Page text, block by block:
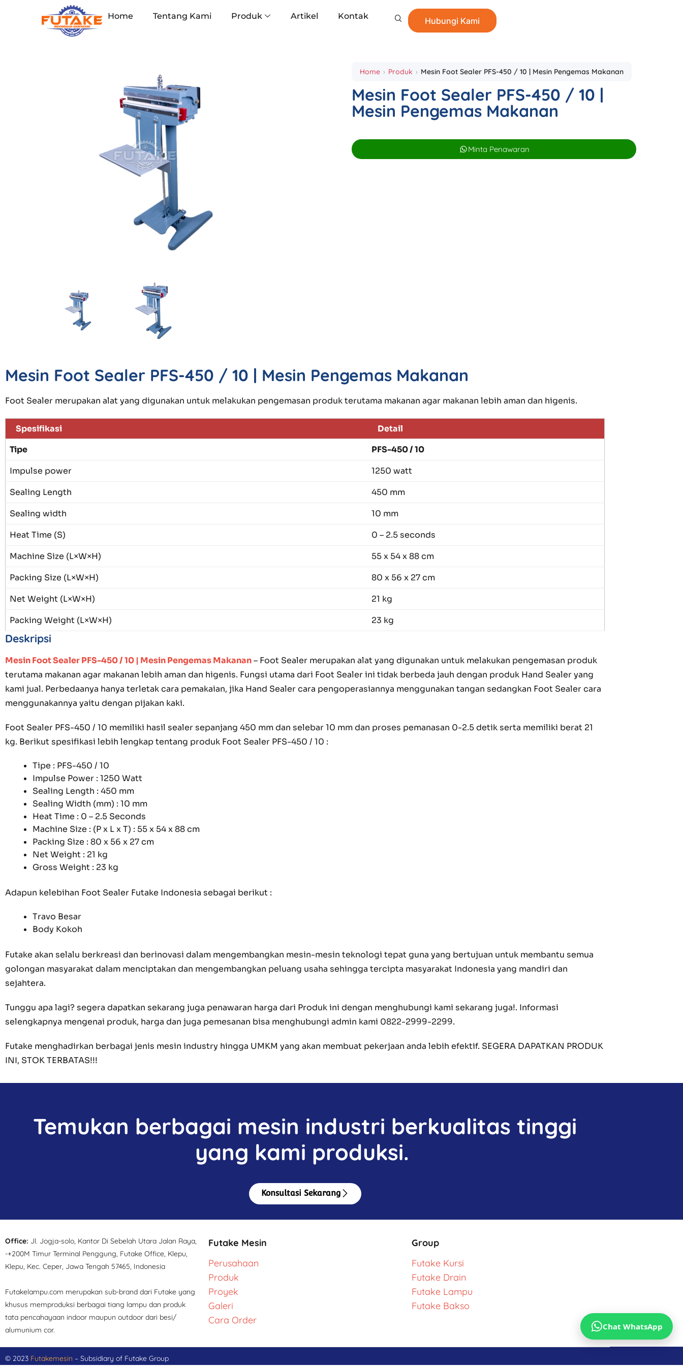
Home Tentang Kami Produk Artikel Kontak Hubungi Kami
Home Produk Mesin Foot Sealer PFS-450 / 10 | Mesin Pengemas Makanan
Mesin Foot Sealer PFS-450 / 10 |
Mesin Pengemas Makanan
Minta Penawaran
Mesin Foot Sealer PFS-450 / 10 | Mesin Pengemas Makanan
Foot Sealer merupakan alat yang digunakan untuk melakukan pengemasan produk terutama makanan agar makanan lebih aman dan higenis.
Spesifikasi
Detail
Tipe
PFS-450 / 10
Impulse power
1250 watt
Sealing Length
450 mm
Sealing width
10 mm
Heat Time (S)
0 – 2.5 seconds
Machine Size (L×W×H)
55 x 54 x 88 cm
Packing Size (L×W×H)
80 x 56 x 27 cm
Net Weight (L×W×H)
21 kg
Packing Weight (L×W×H)
23 kg
Deskripsi
Mesin Foot Sealer PFS-450 / 10 | Mesin Pengemas Makanan– Foot Sealer merupakan alat yang digunakan untuk melakukan pengemasan produk
terutama makanan agar makanan lebih aman dan higenis. Fungsi utama dari Foot Sealer ini tidak berbeda jauh dengan produk Hand Sealer yang
kami jual. Perbedaanya hanya terletak cara pemakaian, jika Hand Sealer cara pengoperasiannya menggunakan tangan sedangkan Foot Sealer cara
menggunakannya yaitu dengan pijakan kaki.
Foot Sealer PFS-450 / 10 memiliki hasil sealer sepanjang 450 mm dan selebar 10 mm dan proses pemanasan 0-2.5 detik serta memiliki berat 21
kg. Berikut spesifikasi lebih lengkap tentang produk Foot Sealer PFS-450 / 10 :
Tipe : PFS-450 / 10
Impulse Power : 1250 Watt
Sealing Length : 450 mm
Sealing Width (mm) : 10 mm
Heat Time : 0 – 2.5 Seconds
Machine Size : (P x L x T) : 55 x 54 x 88 cm
Packing Size : 80 x 56 x 27 cm
Net Weight : 21 kg
Gross Weight : 23 kg
Adapun kelebihan Foot Sealer Futake Indonesia sebagai berikut :
Travo Besar
Body Kokoh
Futake akan selalu berkreasi dan berinovasi dalam mengembangkan mesin-mesin teknologi tepat guna yang bertujuan untuk membantu semua
golongan masyarakat dalam menciptakan dan mengembangkan peluang usaha sehingga tercipta masyarakat Indonesia yang mandiri dan
sejahtera.
Tunggu apa lagi? segera dapatkan sekarang juga penawaran harga dari Produk ini dengan menghubungi kami sekarang juga!. Informasi
selengkapnya mengenai produk, harga dan juga pemesanan bisa menghubungi admin kami 0822-2999-2299.
Futake menghadirkan berbagai jenis mesin industry hingga UMKM yang akan membuat pekerjaan anda lebih efektif. SEGERA DAPATKAN PRODUK
INI, STOK TERBATAS!!!
Temukan berbagai mesin industri berkualitas tinggi
yang kami produksi.
Konsultasi Sekarang
Office: Jl. Jogja-solo, Kantor Di Sebelah Utara Jalan Raya,
-+200M Timur Terminal Penggung, Futake Office, Klepu,
Klepu, Kec. Ceper, Jawa Tengah 57465, Indonesia
Futakelampu.com merupakan sub-brand dari Futake yang
khusus memproduksi berbagai tiang lampu dan produk
tata pencahayaan indoor maupun outdoor dari besi/
alumunium cor.
Futake Mesin
Perusahaan
Produk
Proyek
Galeri
Cara Order
Group
Futake Kursi
Futake Drain
Futake Lampu
Futake Bakso
© 2023 Futakemesin – Subsidiary of Futake Group
Chat WhatsApp